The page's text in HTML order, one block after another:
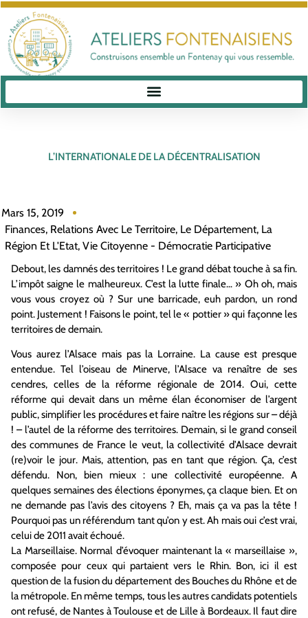
L’INTERNATIONALE DE LA DÉCENTRALISATION
Mars 15, 2019
Finances, Relations Avec Le Territoire, Le Département, La
Région Et L'Etat, Vie Citoyenne - Démocratie Participative
Debout, les damnés des territoires ! Le grand débat touche à sa fin.
L’impôt saigne le malheureux. C’est la lutte finale… » Oh oh, mais
vous vous croyez où ? Sur une barricade, euh pardon, un rond
point. Justement ! Faisons le point, tel le « pottier » qui façonne les
territoires de demain.
Vous aurez l’Alsace mais pas la Lorraine. La cause est presque
entendue. Tel l’oiseau de Minerve, l’Alsace va renaître de ses
cendres, celles de la réforme régionale de 2014. Oui, cette
réforme qui devait dans un même élan économiser de l’argent
public, simplifier les procédures et faire naître les régions sur – déjà
! – l’autel de la réforme des territoires. Demain, si le grand conseil
des communes de France le veut, la collectivité d’Alsace devrait
(re)voir le jour. Mais, attention, pas en tant que région. Ça, c’est
défendu. Non, bien mieux : une collectivité européenne. A
quelques semaines des élections éponymes, ça claque bien. Et on
ne demande pas l’avis des citoyens ? Eh, mais ça va pas la tête !
Pourquoi pas un référendum tant qu’on y est. Ah mais oui c’est vrai,
celui de 2011 avait échoué.
La Marseillaise. Normal d’évoquer maintenant la « marseillaise »,
composée pour ceux qui partaient vers le Rhin. Bon, ici il est
question de la fusion du département des Bouches du Rhône et de
la métropole. En même temps, tous les autres candidats potentiels
ont refusé, de Nantes à Toulouse et de Lille à Bordeaux. Il faut dire